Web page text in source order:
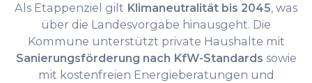
Als Etappenziel gilt Klimaneutralität bis 2045, was
über die Landesvorgabe hinausgeht. Die
Kommune unterstützt private Haushalte mit
Sanierungsförderung nach KfW-Standards sowie
mit kostenfreien Energieberatungen und